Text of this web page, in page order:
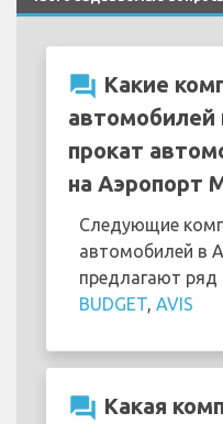
question_answer Какие
автомобилей
прокат
на Аэропорт
Следующие
автомобилей в
предлагают
BUDGET, AVIS
question_answer Какая